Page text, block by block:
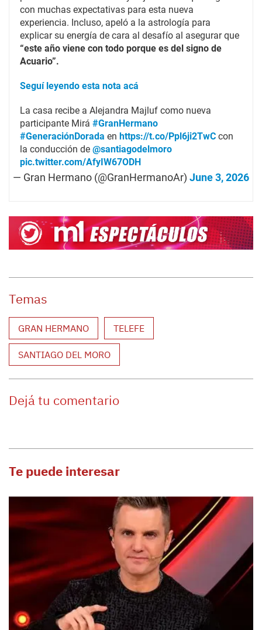
con muchas expectativas para esta nueva
experiencia. Incluso, apeló a la astrología para
explicar su energía de cara al desafío al asegurar que
“este año viene con todo porque es del signo de
Acuario”.
Seguí leyendo esta nota acá
La casa recibe a Alejandra Majluf como nueva
participante Mirá #GranHermano
#GeneraciónDorada en https://t.co/Ppl6ji2TwC con
la conducción de @santiagodelmoro
pic.twitter.com/AfyIW67ODH
— Gran Hermano (@GranHermanoAr) June 3, 2026
Temas
GRAN HERMANO TELEFE
SANTIAGO DEL MORO
Dejá tu comentario
Te puede interesar